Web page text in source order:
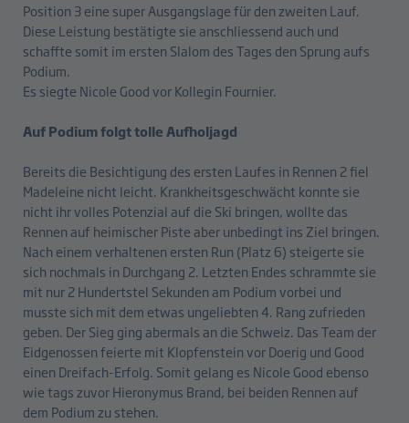
Position 3 eine super Ausgangslage für den zweiten Lauf.
Diese Leistung bestätigte sie anschliessend auch und
schaffte somit im ersten Slalom des Tages den Sprung aufs
Podium.
Es siegte Nicole Good vor Kollegin Fournier.
Auf Podium folgt tolle Aufholjagd
Bereits die Besichtigung des ersten Laufes in Rennen 2 fiel
Madeleine nicht leicht. Krankheitsgeschwächt konnte sie
nicht ihr volles Potenzial auf die Ski bringen, wollte das
Rennen auf heimischer Piste aber unbedingt ins Ziel bringen.
Nach einem verhaltenen ersten Run (Platz 6) steigerte sie
sich nochmals in Durchgang 2. Letzten Endes schrammte sie
mit nur 2 Hundertstel Sekunden am Podium vorbei und
musste sich mit dem etwas ungeliebten 4. Rang zufrieden
geben. Der Sieg ging abermals an die Schweiz. Das Team der
Eidgenossen feierte mit Klopfenstein vor Doerig und Good
einen Dreifach-Erfolg. Somit gelang es Nicole Good ebenso
wie tags zuvor Hieronymus Brand, bei beiden Rennen auf
dem Podium zu stehen.